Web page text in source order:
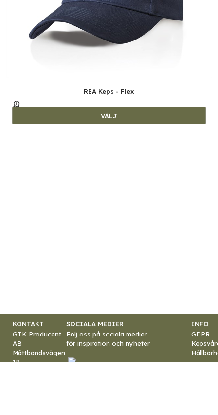
REA Keps - Flex
VÄLJ
KONTAKT SOCIALA MEDIER
INFO
GTK Producent
AB
Måttbandsvägen
1B
Följ oss på sociala medier
för inspiration och nyheter
GDPR